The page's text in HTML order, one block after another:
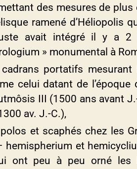
des mesures de plus
ramené d’Héliopolis
avait intégré il y a 2
» monumental à
cadrans portatifs
celui datant de l’époque
III (1500 ans avant
av. J.-C.),
et scaphés chez les
hemispherium et
ont peu à peu orné les